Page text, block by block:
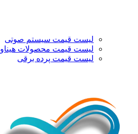
لیست قیمت سیستم صوتی
لیست قیمت محصولات هیناوا
لیست قیمت پرده برقی